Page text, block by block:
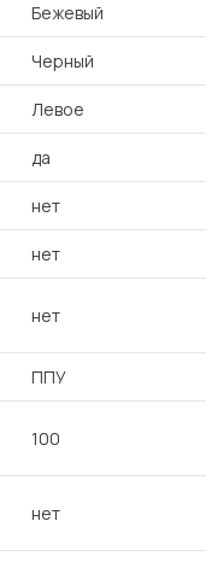
Бежевый
Черный
Левое
да
нет
нет
нет
ППУ
100
нет